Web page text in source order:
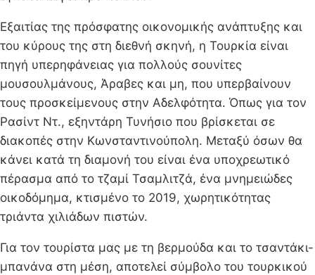
Εξαιτίας της πρόσφατης οικονομικής ανάπτυξης και
του κύρους της στη διεθνή σκηνή, η Τουρκία είναι
πηγή υπερηφάνειας για πολλούς σουνίτες
μουσουλμάνους, Άραβες και μη, που υπερβαίνουν
τους προσκείμενους στην Αδελφότητα. Όπως για τον
Ρασίντ Ντ., εξηντάρη Τυνήσιο που βρίσκεται σε
διακοπές στην Κωνσταντινούπολη. Μεταξύ όσων θα
κάνει κατά τη διαμονή του είναι ένα υποχρεωτικό
πέρασμα από το τζαμί Τσαμλιτζά, ένα μνημειώδες
οικοδόμημα, κτισμένο το 2019, χωρητικότητας
τριάντα χιλιάδων πιστών.
Για τον τουρίστα μας με τη βερμούδα και το τσαντάκι-
μπανάνα στη μέση, αποτελεί σύμβολο του τουρκικού